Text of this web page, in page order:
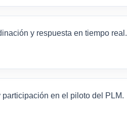
y respuesta en tiempo real.
en el piloto del PLM.